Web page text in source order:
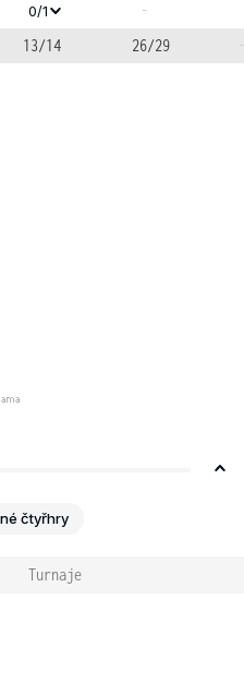
0/1
-
13/14 26/29
čtyřhry
Turnaje